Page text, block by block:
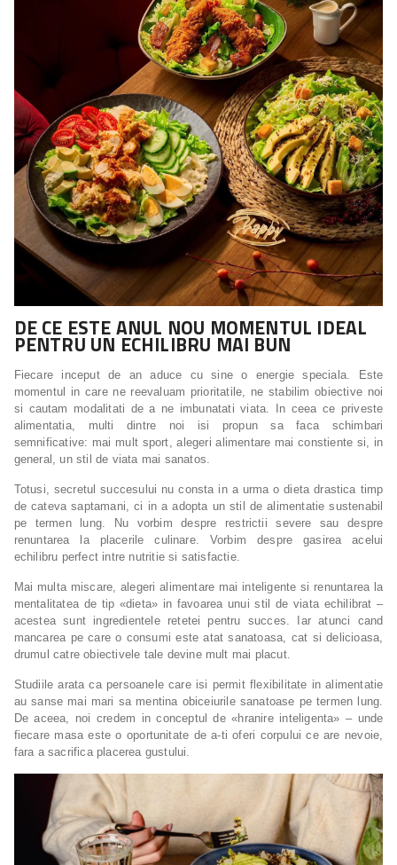
DE CE ESTE ANUL NOU MOMENTUL IDEAL
PENTRU UN ECHILIBRU MAI BUN
Fiecare inceput de an aduce cu sine o energie speciala. Este
momentul in care ne reevaluam prioritatile, ne stabilim obiective noi
si cautam modalitati de a ne imbunatati viata. In ceea ce priveste
alimentatia, multi dintre noi isi propun sa faca schimbari
semnificative: mai mult sport, alegeri alimentare mai constiente si, in
general, un stil de viata mai sanatos.
Totusi, secretul succesului nu consta in a urma o dieta drastica timp
de cateva saptamani, ci in a adopta un stil de alimentatie sustenabil
pe termen lung. Nu vorbim despre restrictii severe sau despre
renuntarea la placerile culinare. Vorbim despre gasirea acelui
echilibru perfect intre nutritie si satisfactie.
Mai multa miscare, alegeri alimentare mai inteligente si renuntarea la
mentalitatea de tip «dieta» in favoarea unui stil de viata echilibrat –
acestea sunt ingredientele retetei pentru succes. Iar atunci cand
mancarea pe care o consumi este atat sanatoasa, cat si delicioasa,
drumul catre obiectivele tale devine mult mai placut.
Studiile arata ca persoanele care isi permit flexibilitate in alimentatie
au sanse mai mari sa mentina obiceiurile sanatoase pe termen lung.
De aceea, noi credem in conceptul de «hranire inteligenta» – unde
fiecare masa este o oportunitate de a-ti oferi corpului ce are nevoie,
fara a sacrifica placerea gustului.